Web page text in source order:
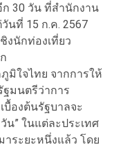
30 วัน ที่สำนักงาน
นที่ 15 ก.ค. 2567
งนักท่องเที่ยว
มิใจไทย จากการให้
มนตรีว่าการ
บื้องต้นรัฐบาลจะ
” ในแต่ละประเทศ
ระยะหนึ่งแล้ว โดย